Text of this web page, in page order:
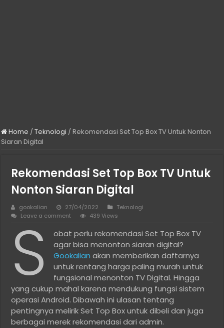
Home / Teknologi / Rekomendasi Set Top Box TV Untuk Nonton
Siaran Digital
Rekomendasi Set Top Box TV Untuk
Nonton Siaran Digital
gookalian 27/04/2022
Teknologi
Leave a comment
439 Views
S
obat perlu rekomendasi Set Top Box TV
agar bisa menonton siaran digital?
Gookalian akan memberikan daftarnya
untuk rentang harga paling murah untuk
fungsional menonton TV Digital. Hingga
yang cukup mahal karena mendukung fungsi sistem
operasi Android. Dibawah ini ulasan tentang
pentingnya melirik Set Top Box untuk dibeli dan juga
berbagai merek rekomendasi dari admin.